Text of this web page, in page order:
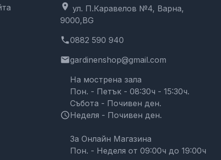
location_on ул. П.Каравелов №4, Варна,
9000,BG
phone0882 590 940
emailgardinenshop@gmail.com
schedule
На мострена зала
Пон. - Петък - 08:30ч - 15:30ч.
Събота - Почивен ден.
Неделя - Почивен ден.
За Онлайн Магазина
Пон. - Неделя от 09:00ч до 19:00ч